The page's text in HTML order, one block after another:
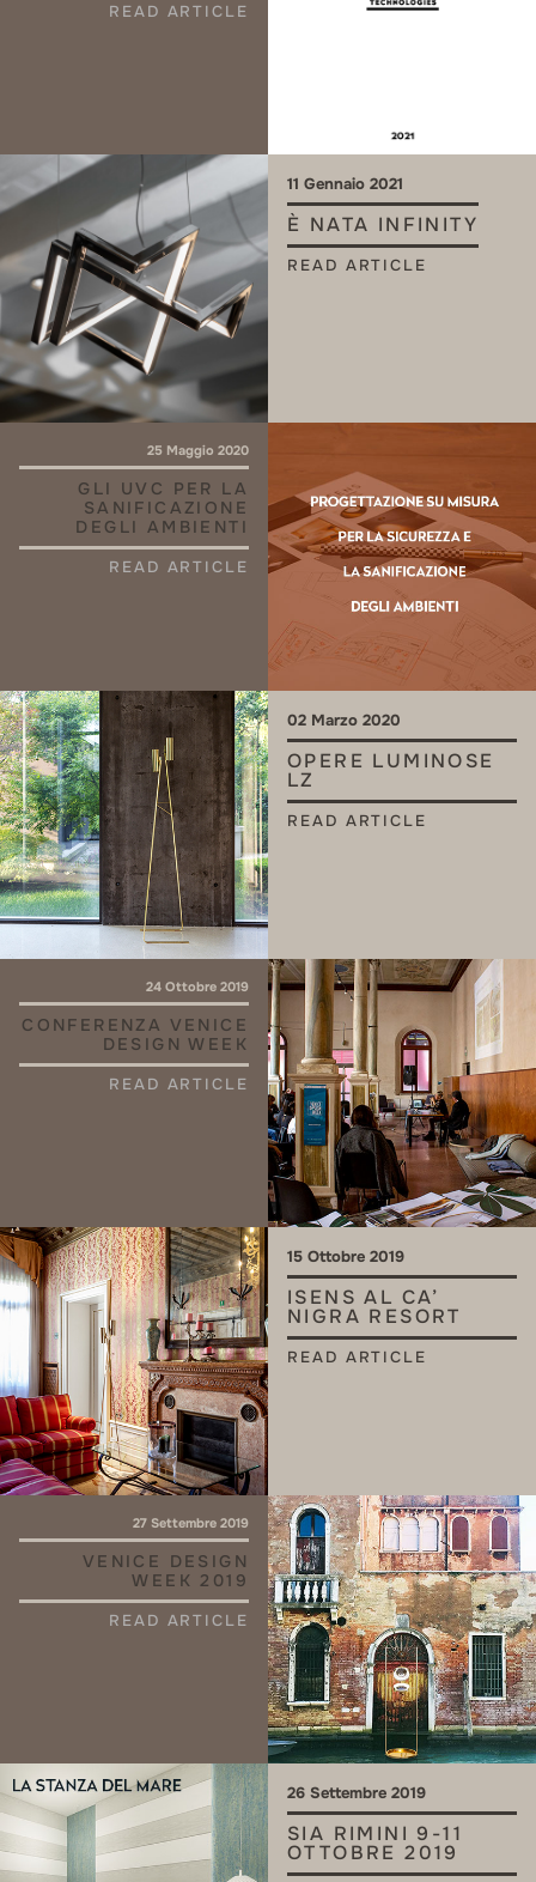
READ ARTICLE
11 Gennaio 2021
È NATA INFINITY
READ ARTICLE
25 Maggio 2020
GLI UVC PER LA
SANIFICAZIONE
DEGLI AMBIENTI
READ ARTICLE
02 Marzo 2020
OPERE LUMINOSE
LZ
READ ARTICLE
24 Ottobre 2019
CONFERENZA VENICE
DESIGN WEEK
READ ARTICLE
15 Ottobre 2019
ISENS AL CA’
NIGRA RESORT
READ ARTICLE
27 Settembre 2019
VENICE DESIGN
WEEK 2019
READ ARTICLE
26 Settembre 2019
SIA RIMINI 9-11
OTTOBRE 2019